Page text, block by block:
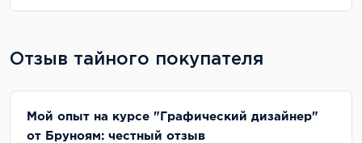
Отзыв тайного покупателя
Мой опыт на курсе "Графический дизайнер"
от Бруноям: честный отзыв